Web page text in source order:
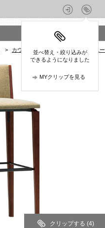
並べ替え・絞り込みが
できるようになりました
MYクリップを見る
> カウンターチェア > AD CORE(エ
クリップする (4)